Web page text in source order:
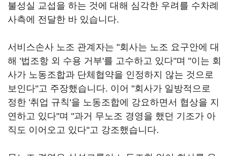
불성실 교섭을 하는 것에 대해 심각한 우려를 수차례
사측에 전달한 바 있습니다.
서비스손사 노조 관계자는 "회사는 노조 요구안에 대
해 '법조항 외 수용 거부'를 고수하고 있다"며 "이는 회
사가 노동조합과 단체협약을 인정하지 않는 것으로
보인다"고 주장했습니다. 이어 "회사가 일방적으로
정한 '취업 규칙'을 노동조합에 강요하면서 협상을 지
연하고 있다"며 "과거 무노조 경영을 했던 기조가 아
직도 이어오고 있다"고 강조했습니다.